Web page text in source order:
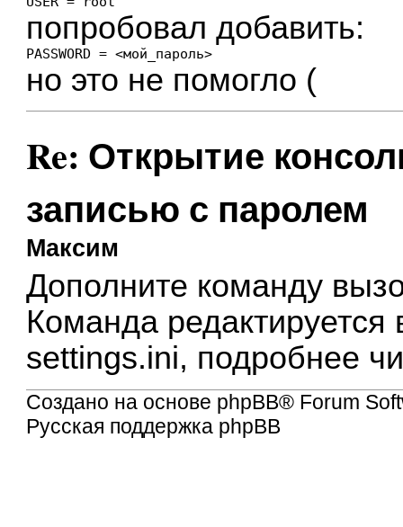
попробовал добавить:
PASSWORD = <мой_пароль>
но это не помогло (
Re: Открытие
записью с паролем
Максим
Дополните команду
Команда
settings.ini, подробнее
Создано на основе phpBB® Forum
Русская поддержка phpBB